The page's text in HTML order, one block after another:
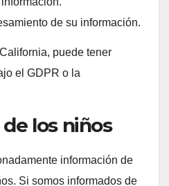
de su información.
puede tener
el GDPR o la
los niños
información de
Si somos informados de